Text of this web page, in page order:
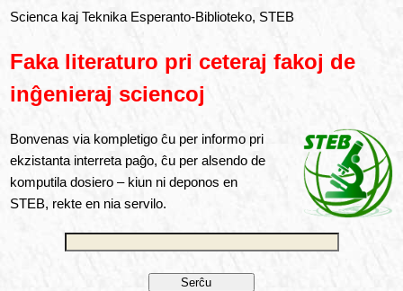
Scienca kaj Teknika Esperanto-Biblioteko, STEB
Faka literaturo pri ceteraj fakoj de
inĝenieraj sciencoj
Bonvenas via kompletigo ĉu per informo pri
ekzistanta interreta paĝo, ĉu per alsendo de
komputila dosiero – kiun ni deponos en
STEB, rekte en nia servilo.